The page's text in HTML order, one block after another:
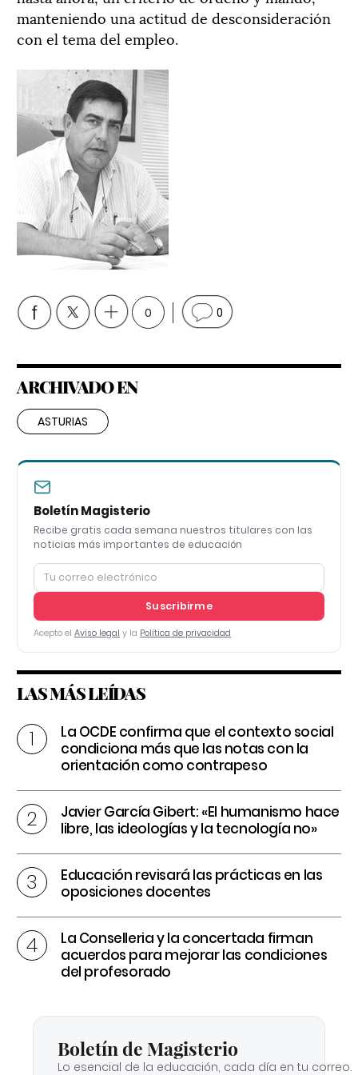
manteniendo una actitud de desconsideración
con el tema del empleo.
0 0
ARCHIVADO EN
ASTURIAS
Boletín Magisterio
Recibe gratis cada semana nuestros titulares con las
noticias más importantes de educación
Suscribirme
Acepto el Aviso legal y la Política de privacidad
LAS MÁS LEÍDAS
La OCDE confirma que el contexto social
condiciona más que las notas con la
orientación como contrapeso
Javier García Gibert: «El humanismo hace
libre, las ideologías y la tecnología no»
Educación revisará las prácticas en las
oposiciones docentes
La Conselleria y la concertada firman
acuerdos para mejorar las condiciones
del profesorado
Boletín de Magisterio
Lo esencial de la educación, cada día en tu correo.